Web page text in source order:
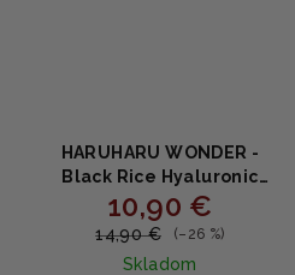
HARUHARU WONDER -
Black Rice Hyaluronic
Toner - Toner z čiernej
ryže s kyselinou
hyalurónovou 150ml
10,90 €
14,90 € (–26 %)
Skladom